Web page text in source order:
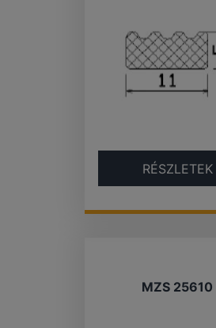
RÉSZLETEK
MZS 25610